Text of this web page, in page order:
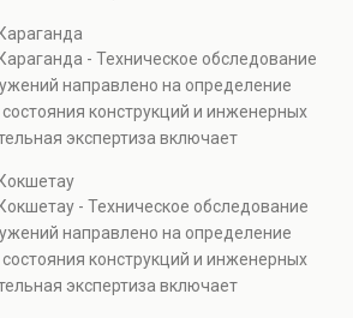
эксплуатационной безопасности.
при покупке недвижимости,
и реконструкции объектов, а
разбирательствах и технических
- Техническое обследование
направлено на определение
конструкций и инженерных
экспертиза включает
эксплуатационной безопасности.
при покупке недвижимости,
и реконструкции объектов, а
разбирательствах и технических
- Техническое обследование
направлено на определение
конструкций и инженерных
экспертиза включает